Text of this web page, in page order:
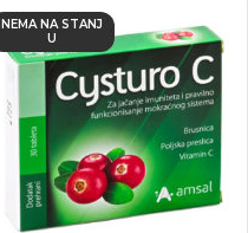
NEMA NA STANJ
U